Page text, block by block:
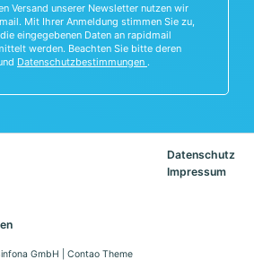
Versand unserer Newsletter nutzen wir
Mit Ihrer Anmeldung stimmen Sie zu,
eingegebenen Daten an rapidmail
werden. Beachten Sie bitte deren
Datenschutzbestimmungen .
Datenschutz
Impressum
GmbH
Contao Theme